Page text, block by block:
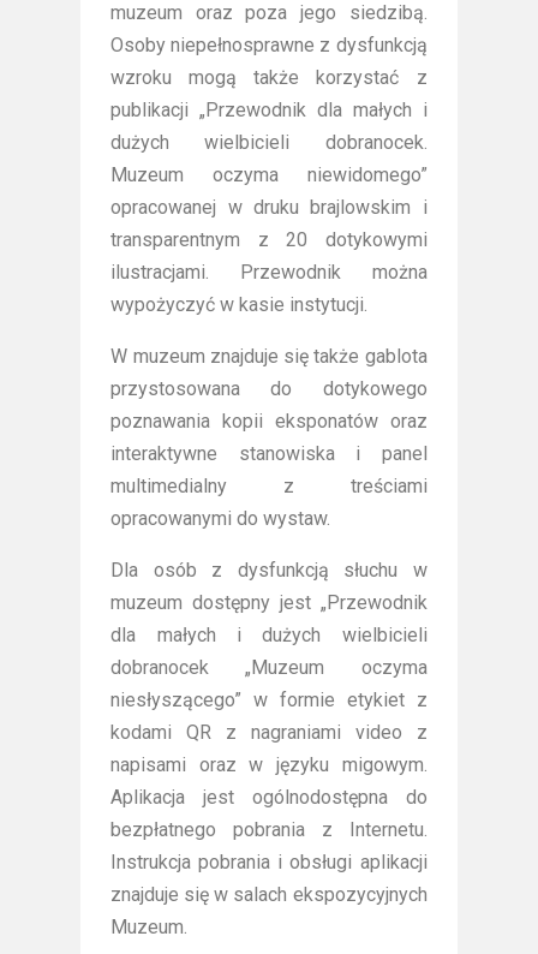
muzeum oraz poza jego siedzibą.
Osoby niepełnosprawne z dysfunkcją
wzroku mogą także korzystać z
publikacji „Przewodnik dla małych i
dużych wielbicieli dobranocek.
Muzeum oczyma niewidomego”
opracowanej w druku brajlowskim i
transparentnym z 20 dotykowymi
ilustracjami. Przewodnik można
wypożyczyć w kasie instytucji.
W muzeum znajduje się także gablota
przystosowana do dotykowego
poznawania kopii eksponatów oraz
interaktywne stanowiska i panel
multimedialny z treściami
opracowanymi do wystaw.
Dla osób z dysfunkcją słuchu w
muzeum dostępny jest „Przewodnik
dla małych i dużych wielbicieli
dobranocek „Muzeum oczyma
niesłyszącego” w formie etykiet z
kodami QR z nagraniami video z
napisami oraz w języku migowym.
Aplikacja jest ogólnodostępna do
bezpłatnego pobrania z Internetu.
Instrukcja pobrania i obsługi aplikacji
znajduje się w salach ekspozycyjnych
Muzeum.